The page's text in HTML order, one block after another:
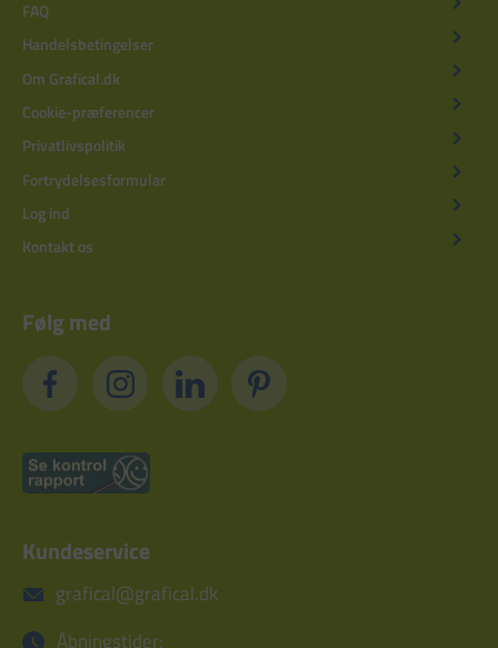
FAQ
Handelsbetingelser
Om Grafical.dk
Cookie-præferencer
Privatlivspolitik
Fortrydelsesformular
Log ind
Kontakt os
Følg med
Kundeservice
grafical@grafical.dk
Åbningstider: